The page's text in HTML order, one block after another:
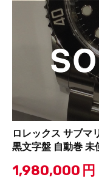
ロレックス サブマ
黒文字盤 自動巻 未
1,980,000 円